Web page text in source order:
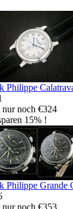
Philippe
nur noch €324
15% !
Philippe
nur noch €353